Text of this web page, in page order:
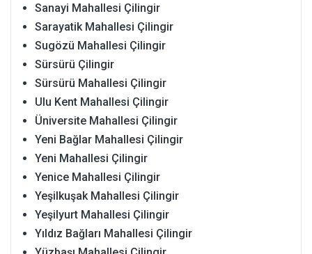
Sanayi Mahallesi Çilingir
Sarayatik Mahallesi Çilingir
Sugözü Mahallesi Çilingir
Sürsürü Çilingir
Sürsürü Mahallesi Çilingir
Ulu Kent Mahallesi Çilingir
Üniversite Mahallesi Çilingir
Yeni Bağlar Mahallesi Çilingir
Yeni Mahallesi Çilingir
Yenice Mahallesi Çilingir
Yeşilkuşak Mahallesi Çilingir
Yeşilyurt Mahallesi Çilingir
Yıldız Bağları Mahallesi Çilingir